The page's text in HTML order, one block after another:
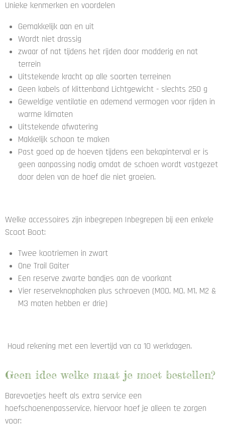
Unieke kenmerken en voordelen
Gemakkelijk aan en uit
Wordt niet drassig
zwaar of nat tijdens het rijden door modderig en nat
terrein
Uitstekende kracht op alle soorten terreinen
Geen kabels of klittenband Lichtgewicht - slechts 250 g
Geweldige ventilatie en ademend vermogen voor rijden in
warme klimaten
Uitstekende afwatering
Makkelijk schoon te maken
Past goed op de hoeven tijdens een bekapinterval er is
geen aanpassing nodig omdat de schoen wordt vastgezet
door delen van de hoef die niet groeien.
Welke accessoires zijn inbegrepen Inbegrepen bij een enkele
Scoot Boot:
Twee kootriemen in zwart
One Trail Gaiter
Een reserve zwarte bandjes aan de voorkant
Vier reserveknophaken plus schroeven (M00, M0, M1, M2 &
M3 maten hebben er drie)
Houd rekening met een levertijd van ca 10 werkdagen.
Geen idee welke maat je moet bestellen?
Barevoetjes heeft als extra service een
hoefschoenenpasservice, hiervoor hoef je alleen te zorgen
voor: